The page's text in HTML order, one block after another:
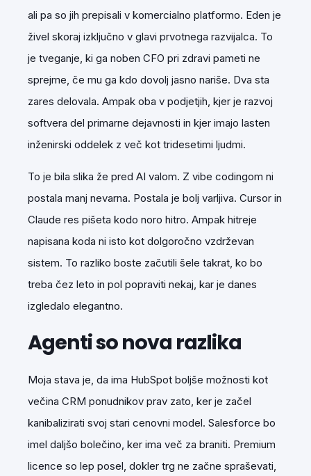
ali pa so jih prepisali v komercialno platformo. Eden je
živel skoraj izključno v glavi prvotnega razvijalca. To
je tveganje, ki ga noben CFO pri zdravi pameti ne
sprejme, če mu ga kdo dovolj jasno nariše. Dva sta
zares delovala. Ampak oba v podjetjih, kjer je razvoj
softvera del primarne dejavnosti in kjer imajo lasten
inženirski oddelek z več kot tridesetimi ljudmi.
To je bila slika že pred AI valom. Z vibe codingom ni
postala manj nevarna. Postala je bolj varljiva. Cursor in
Claude res pišeta kodo noro hitro. Ampak hitreje
napisana koda ni isto kot dolgoročno vzdrževan
sistem. To razliko boste začutili šele takrat, ko bo
treba čez leto in pol popraviti nekaj, kar je danes
izgledalo elegantno.
Agenti so nova razlika
Moja stava je, da ima HubSpot boljše možnosti kot
večina CRM ponudnikov prav zato, ker je začel
kanibalizirati svoj stari cenovni model. Salesforce bo
imel daljšo bolečino, ker ima več za braniti. Premium
licence so lep posel, dokler trg ne začne spraševati,